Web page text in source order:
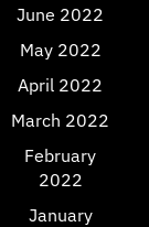
June 2022
May 2022
April 2022
March 2022
February
2022
January